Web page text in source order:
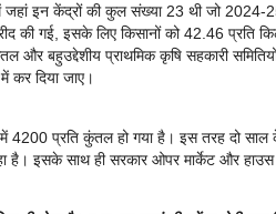
जहां इन केंद्रों की कुल संख्या 23 थी जो
गई, इसके लिए किसानों को 42.46 प्रति
बहुउद्देशीय प्राथमिक कृषि सहकारी
कर दिया जाए।
प्रति कुंतल हो गया है। इस तरह दो साल
है। इसके साथ ही सरकार ओपर मार्केट और